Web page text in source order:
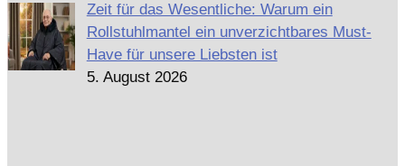
Zeit für das Wesentliche: Warum ein
Rollstuhlmantel ein unverzichtbares Must-
Have für unsere Liebsten ist
5. August 2026